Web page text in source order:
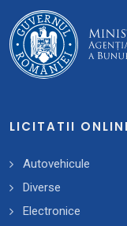
LICITATII
Autovehicule
Diverse
Electronice